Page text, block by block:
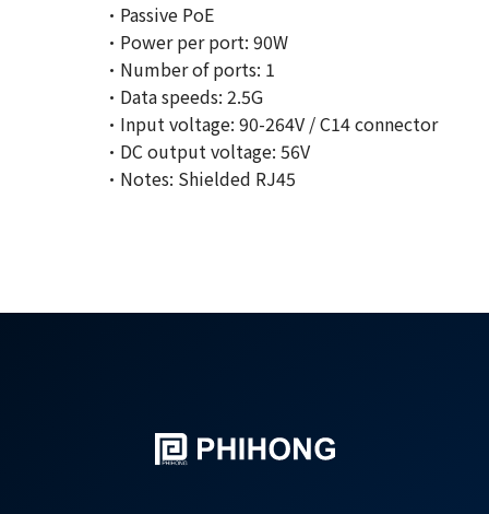
·Passive PoE
·Power per port: 90W
·Number of ports: 1
·Data speeds: 2.5G
·Input voltage: 90-264V / C14 connector
·DC output voltage: 56V
·Notes: Shielded RJ45